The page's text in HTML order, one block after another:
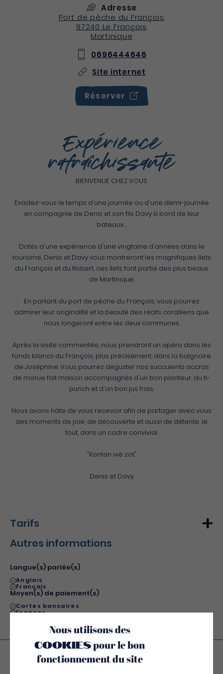
Expérience
rafraîchissante
BIENVENUE CHEZ VOUS
Evadez-vous le temps d'une journée ou d'une demi-journée
en compagnie de Denis et son fils Davy à bord de leur
bateaux ...
Dotés d'une expérience d'une vingtaine d'années dans le
tourisme, Denis et Davy vous montreront les magnifiques îlets
du François et du Robert, ces îlets font partie des plus beaux
de Martinique.
En partant du port de pêche du François, vous pourrez
admirer leur originalité et la beauté des récifs coralliens que
nous longeront entre les deux communes.
Après la visite commentée, nous prendront un apéro dans les
fonds blancs du François, plus précisément, dans la baignoire
de Joséphine. Vous pourrez déguster nos succulents accras
de morue fait maison accompagnés d'un bon planteur, du ti-
punch et d'un bon jus frais.
Nous avons hâte de vous recevoir afin de partager avec vous
des moments de joie, de découverte et aussi de détente, le
tout, dans un cadre convivial.
"Kontan wè zot"
Denis et Davy
Tarifs
Tarif de base - adulte plein tarif
Autres informations
Langue(s) parlée(s)
Anglais
Français
Moyen(s) de paiement(s)
Cartes bancaires
Espèces
Emplacement
Adresse
Port de pêche du François
97240 Le François
Martinique
0696444646
Site internet
Réserver
Nous utilisons des
cookiespour le bon
fonctionnement du site